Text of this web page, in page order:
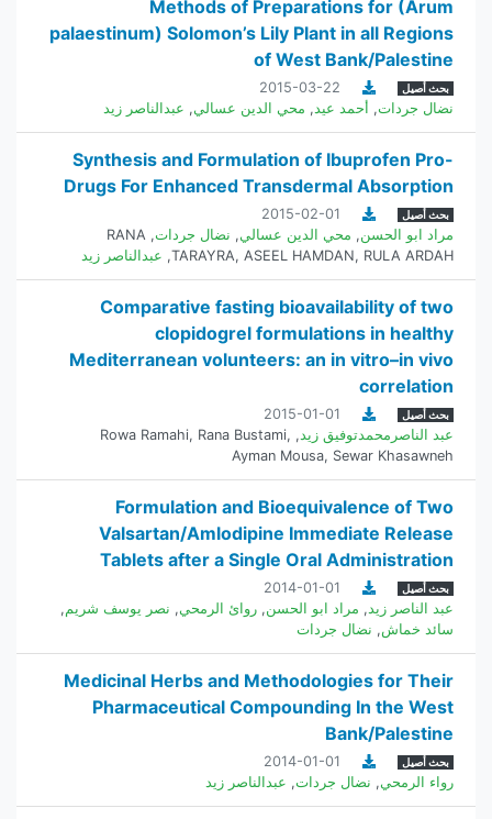
Methods of Preparations for (Arum
palaestinum) Solomon’s Lily Plant in all Regions
of West Bank/Palestine
بحث أصيل
2015-03-22
نضال جردات, أحمد عيد, محي الدين عسالي, عبدالناصر زيد
Synthesis and Formulation of Ibuprofen Pro-
Drugs For Enhanced Transdermal Absorption
بحث أصيل
2015-02-01
مراد ابو الحسن, محي الدين عسالي, نضال جردات,
RANA
TARAYRA, ASEEL HAMDAN, RULA ARDAH
, عبدالناصر زيد
Comparative fasting bioavailability of two
clopidogrel formulations in healthy
Mediterranean volunteers: an in vitro–in vivo
correlation
بحث أصيل
2015-01-01
عبد الناصرمحمدتوفيق زيد,
Rowa Ramahi, Rana Bustami,
Ayman Mousa, Sewar Khasawneh
Formulation and Bioequivalence of Two
Valsartan/Amlodipine Immediate Release
Tablets after a Single Oral Administration
بحث أصيل
2014-01-01
عبد الناصر زيد, مراد ابو الحسن, روائ الرمحي, نصر يوسف شريم,
سائد خماش, نضال جردات
Medicinal Herbs and Methodologies for Their
Pharmaceutical Compounding In the West
Bank/Palestine
بحث أصيل
2014-01-01
رواء الرمحي, نضال جردات, عبدالناصر زيد